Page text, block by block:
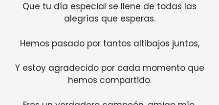
Que tu día especial se llene de todas las
alegrías que esperas.
Hemos pasado por tantos altibajos juntos,
Y estoy agradecido por cada momento que
hemos compartido.